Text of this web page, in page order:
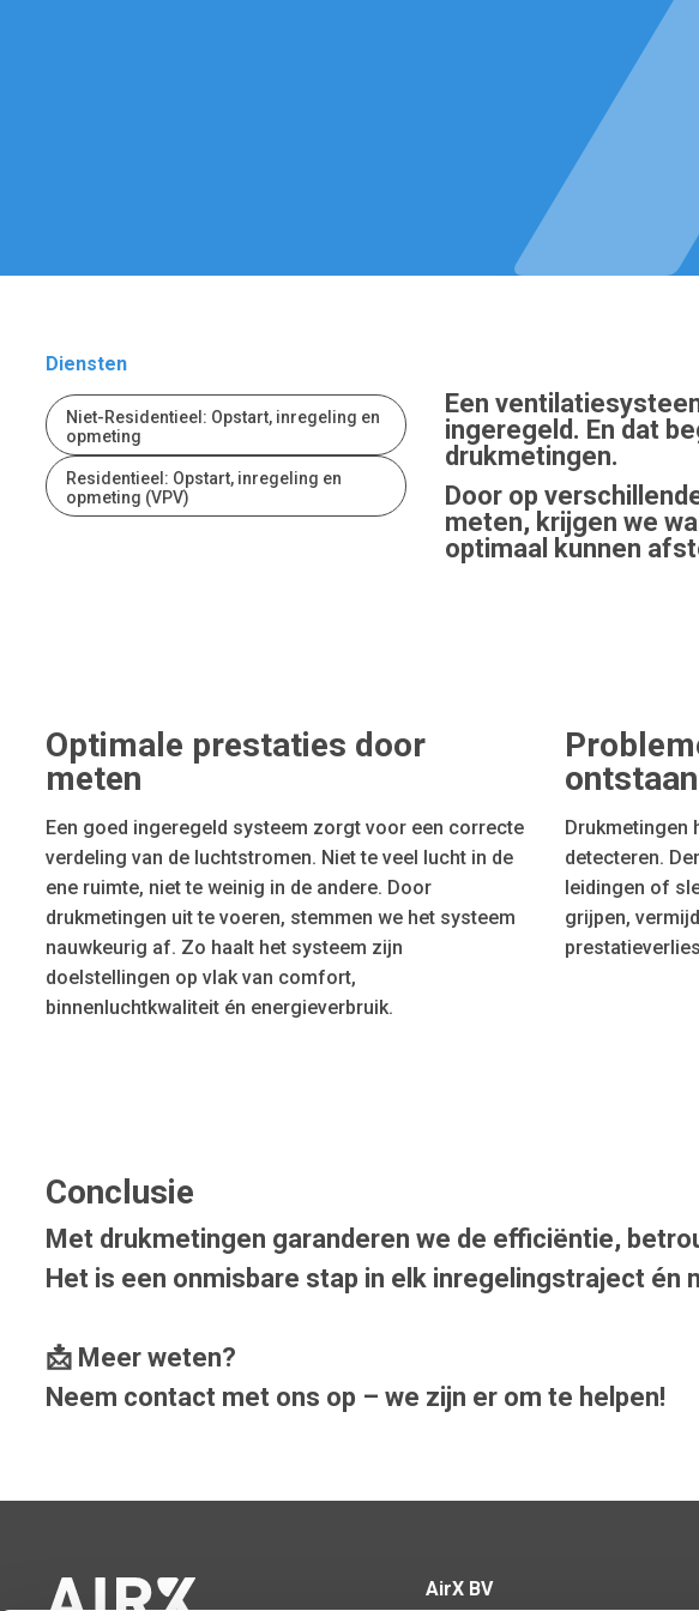
Diensten
Niet-Residentieel: Opstart, inregeling en
opmeting
Residentieel: Opstart, inregeling en
opmeting (VPV)
Een
ingeregeld. En dat
drukmetingen.
Door op
meten, krijgen we
optimaal kunnen
Optimale prestaties door
meten
Een goed ingeregeld systeem zorgt voor een correcte
verdeling van de luchtstromen. Niet te veel lucht in de
ene ruimte, niet te weinig in de andere. Door
drukmetingen uit te voeren, stemmen we het systeem
nauwkeurig af. Zo haalt het systeem zijn
doelstellingen op vlak van comfort,
binnenluchtkwaliteit én energieverbruik.
ontstaan
Drukmetingen
detecteren.
leidingen of
grijpen,
Conclusie
Met drukmetingen garanderen we de efficiëntie,
Het is een onmisbare stap in elk inregelingstraject én
📩 Meer weten?
Neem contact met ons op – we zijn er om te helpen!
AirX BV